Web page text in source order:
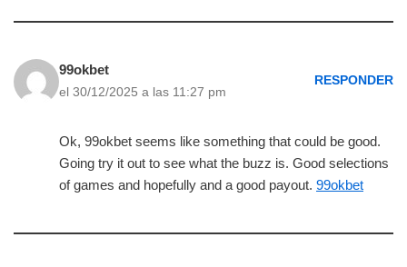
99okbet
el 30/12/2025 a las 11:27 pm
RESPONDER
Ok, 99okbet seems like something that could be good.
Going try it out to see what the buzz is. Good selections
of games and hopefully and a good payout. 99okbet